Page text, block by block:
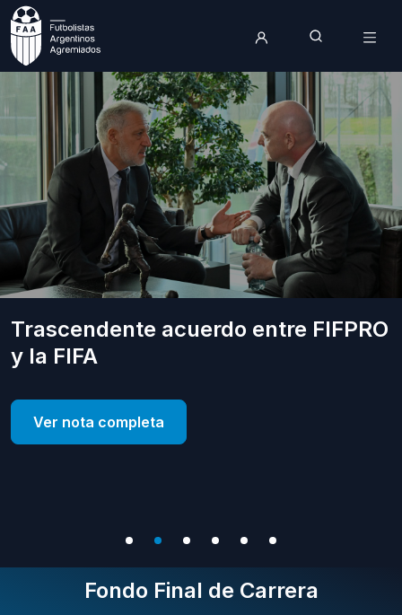
Trascendente acuerdo entre FIFPRO
y la FIFA
Ver nota completa
Fondo Final de Carrera